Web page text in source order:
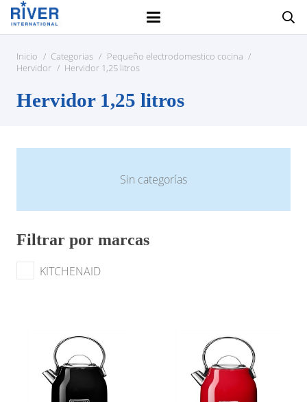
Inicio / Categorias / Pequeño electrodomestico cocina /
Hervidor / Hervidor 1,25 litros
Hervidor 1,25 litros
Sin categorías
Filtrar por marcas
KITCHENAID